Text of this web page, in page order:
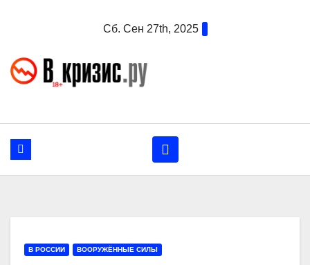
Сб. Сен 27th, 2025
В РОССИИ ВООРУЖЁННЫЕ СИЛЫ